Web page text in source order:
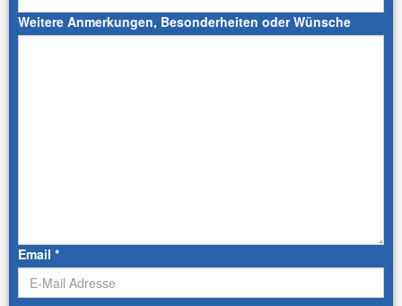
Weitere Anmerkungen, Besonderheiten oder Wünsche
Email *